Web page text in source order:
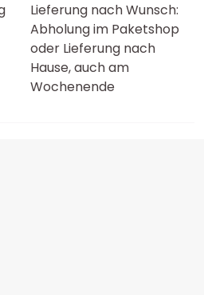
Lieferung nach Wunsch:
Abholung im Paketshop
oder Lieferung nach
Hause, auch am
Wochenende